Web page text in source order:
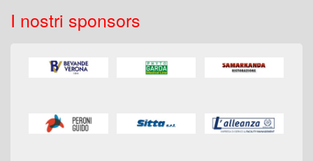
I nostri sponsors